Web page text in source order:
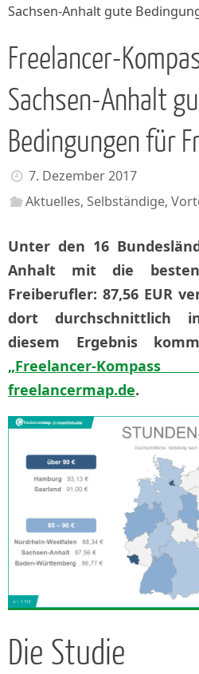
Sachsen-Anhalt gute
Freelancer-
Sachsen-Anhalt
Bedingungen für
7. Dezember 2017
Aktuelles, Selbständige,
Unter den 16
Anhalt mit die
Freiberufler: 87,56 EUR
dort durchschnittlich
diesem Ergebnis
„Freelancer-
freelancermap.de.
Die Studie